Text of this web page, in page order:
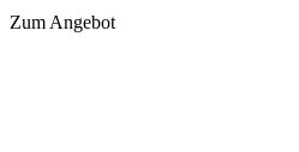
Zum Angebot